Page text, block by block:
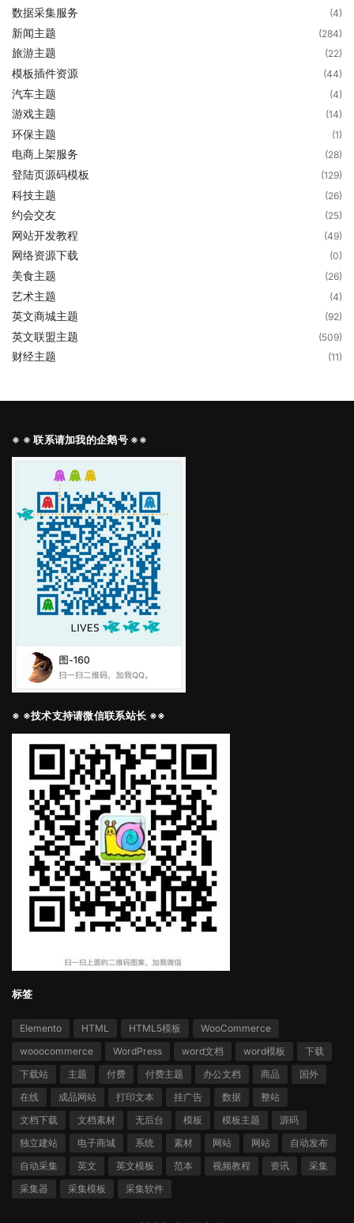
数据采集服务 (4)
新闻主题 (284)
旅游主题 (22)
模板插件资源 (44)
汽车主题 (4)
游戏主题 (14)
环保主题 (1)
电商上架服务 (28)
登陆页源码模板 (129)
科技主题 (26)
约会交友 (25)
网站开发教程 (49)
网络资源下载 (0)
美食主题 (26)
艺术主题 (4)
英文商城主题 (92)
英文联盟主题 (509)
财经主题 (11)
※ ※ 联系请加我的企鹅号 ※※
※ ※技术支持请微信联系站长 ※※
标签
Elemento HTML HTML5模板
WooCommerce
wooocommerce
WordPress word文档 word模板
下载
下载站
主题 付费 付费主题 办公文档 商品
国外
在线
成品网站 打印文本 挂广告 数据
整站
文档下载
文档素材 无后台 模板 模板主题
源码
独立建站
电子商城 系统 素材 网站 网站
自动发布
自动采集
英文 英文模板 范本 视频教程 资讯
采集
采集器
采集模板 采集软件